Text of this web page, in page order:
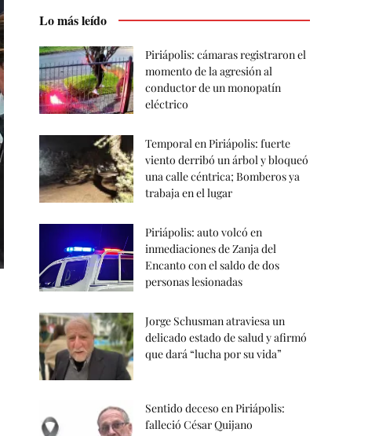
Lo más leído
Piriápolis: cámaras registraron el
momento de la agresión al
conductor de un monopatín
eléctrico
Temporal en Piriápolis: fuerte
viento derribó un árbol y bloqueó
una calle céntrica; Bomberos ya
trabaja en el lugar
Piriápolis: auto volcó en
inmediaciones de Zanja del
Encanto con el saldo de dos
personas lesionadas
Jorge Schusman atraviesa un
delicado estado de salud y afirmó
que dará “lucha por su vida”
Sentido deceso en Piriápolis:
falleció César Quijano